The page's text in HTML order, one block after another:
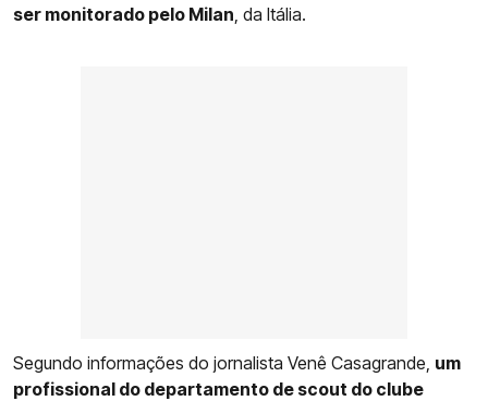
ser monitorado pelo Milan , da Itália.
Segundo informações do jornalista Venê Casagrande, um
profissional do departamento de scout do clube